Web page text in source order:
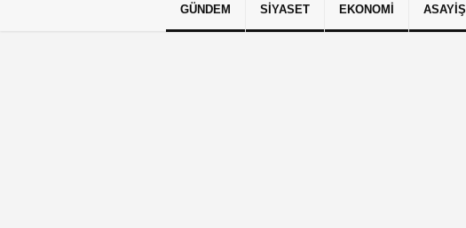
Künye İletişim Çerez Politikası Gizlilik İlkeleri
GÜNDEM SIYASET EKONOMI ASAYIŞ